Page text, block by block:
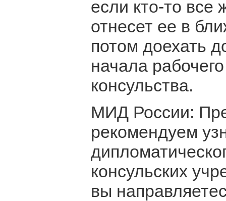
если кто-то все
отнесет ее в
потом доехать
начала
консульства.
МИД России:
рекомендуем
консульских
вы